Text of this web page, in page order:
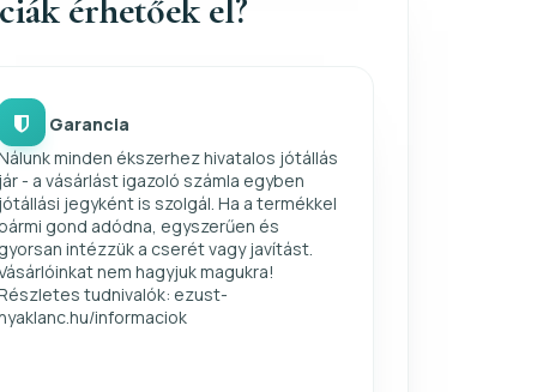
érhetőek el?
Garancia
minden ékszerhez hivatalos jótállás
- a vásárlást igazoló számla egyben
jegyként is szolgál. Ha a termékkel
gond adódna, egyszerűen és
intézzük a cserét vagy javítást.
nem hagyjuk magukra!
tudnivalók: ezust-
informaciok